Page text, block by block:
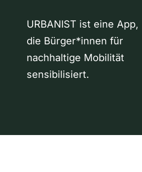
URBANIST ist eine App,
die Bürger*innen für
nachhaltige Mobilität
sensibilisiert.